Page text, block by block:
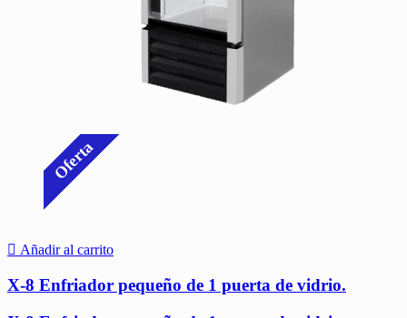
Oferta
Añadir al carrito
X-8 Enfriador pequeño de 1 puerta de vidrio.